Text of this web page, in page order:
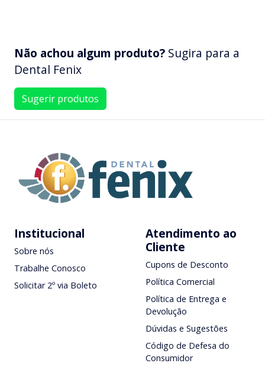
Não achou algum produto? Sugira para a
Dental Fenix
Sugerir produtos
Institucional
Sobre nós
Trabalhe Conosco
Solicitar 2º via Boleto
Atendimento ao
Cliente
Cupons de Desconto
Política Comercial
Política de Entrega e
Devolução
Dúvidas e Sugestões
Código de Defesa do
Consumidor